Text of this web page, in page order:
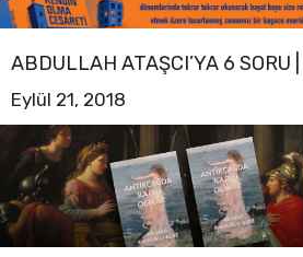
ABDULLAH ATAŞCI’YA 6 SORU
Eylül 21, 2018